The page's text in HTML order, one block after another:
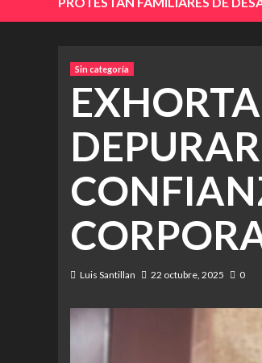
Sin categoría
Luis Santillan 22 octubre, 2025 0